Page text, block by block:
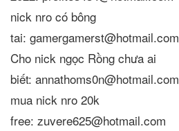
nick nro có bông
tai: gamergamerst@hotmail.com
Cho nick ngọc Rồng chưa ai
biết: annathoms0n@hotmail.com
mua nick nro 20k
free: zuvere625@hotmail.com